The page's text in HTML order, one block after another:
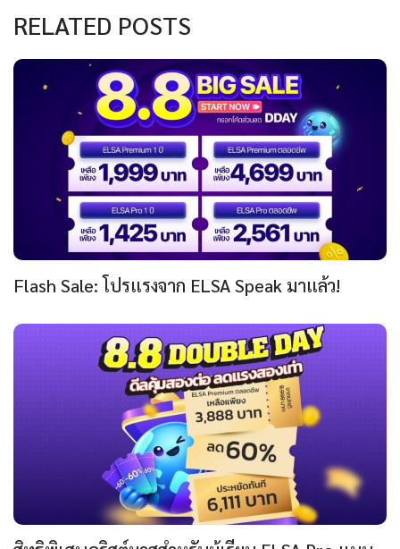
RELATED POSTS
Flash Sale: โปรแรงจาก ELSA Speak มาแล้ว!